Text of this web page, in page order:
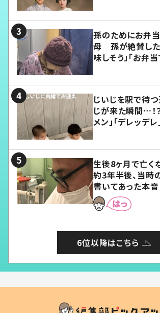
孫のためにお弁
母 孫が絶賛した
味しそう」「お弁当
じいじを駅で待
じが来た瞬間…！
メン」「デレッデレ
生後8ヶ月で亡く
約3年半後、当時
書いてあった本音
6位以降はこちら